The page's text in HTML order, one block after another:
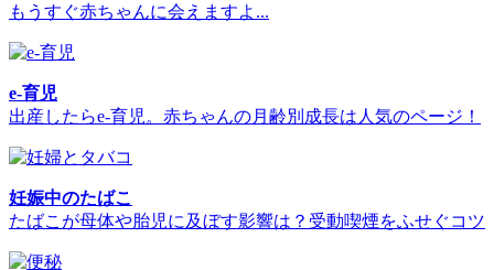
もうすぐ赤ちゃんに会えますよ...
e-育児
出産したらe-育児。赤ちゃんの月齢別成長は人気のページ！
妊娠中のたばこ
たばこが母体や胎児に及ぼす影響は？受動喫煙をふせぐコツ